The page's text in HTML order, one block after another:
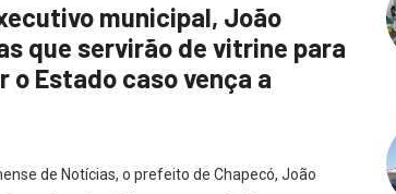
municipal, João
que servirão de vitrine para
Estado caso vença a
de Notícias, o prefeito de Chapecó, João